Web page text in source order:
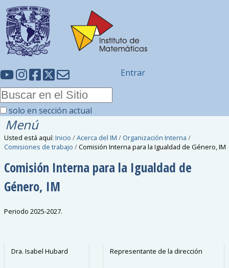
solo en sección actual
Entrar
Menú
Usted está aquí: Inicio /Acerca del IM / Organización Interna /
Comisiones de trabajo /Comisión Interna para la Igualdad de Género, IM
Comisión Interna para la Igualdad de
Género, IM
Periodo 2025-2027.
Dra. Isabel Hubard Representante de la dirección